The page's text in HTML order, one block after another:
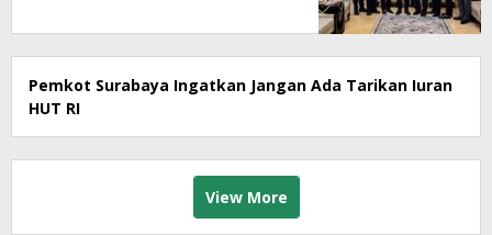
Pemkot Surabaya Ingatkan Jangan Ada Tarikan Iuran
HUT RI
View More